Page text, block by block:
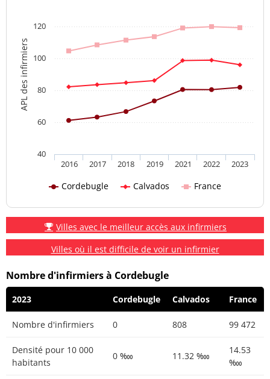
APL des infirmiers
Cordebugle Calvados France
2016 2017 2018 2019 2021 2022 2023
40
60
80
100
120
Villes avec le meilleur accès aux infirmiers
Villes où il est difficile de voir un infirmier
Nombre d'infirmiers à Cordebugle
2023 Cordebugle Calvados France
Nombre d'infirmiers 0 808 99 472
Densité pour 10 000
habitants
0 ‱ 11.32 ‱
14.53
‱